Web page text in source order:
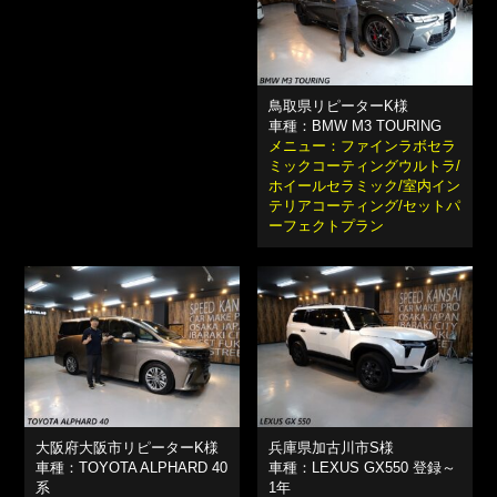
鳥取県リピーターK様
車種：BMW M3 TOURING
メニュー：ファインラボセラ
ミックコーティングウルトラ/
ホイールセラミック/室内イン
テリアコーティング/セットパ
ーフェクトプラン
大阪府大阪市リピーターK様
車種：TOYOTA ALPHARD 40
系
兵庫県加古川市S様
車種：LEXUS GX550 登録～
1年